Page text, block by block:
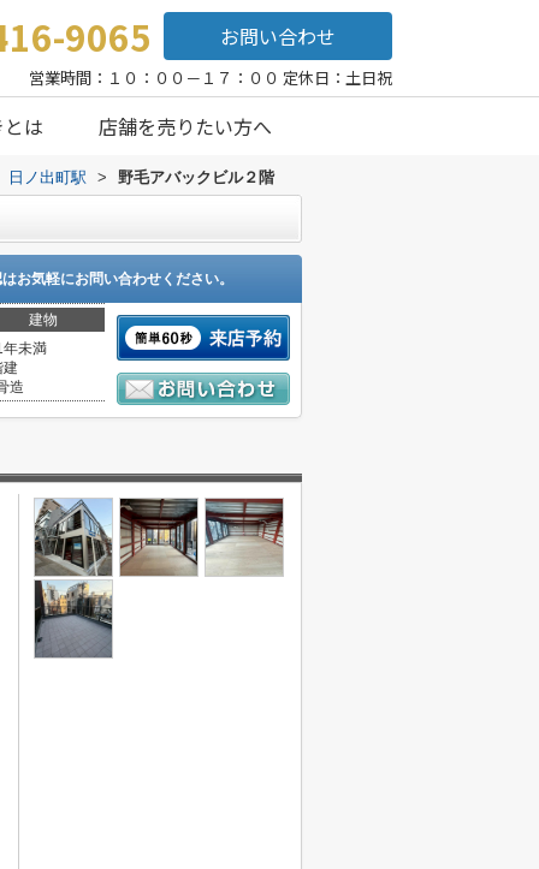
9065 お問い合わせ
営業時間：１０：００－１７：００ 定休日：土日祝
は 店舗を売りたい方へ
日ノ出町駅 > 野毛アバックビル２階
お気軽にお問い合わせください。
建物
年未満
建
造